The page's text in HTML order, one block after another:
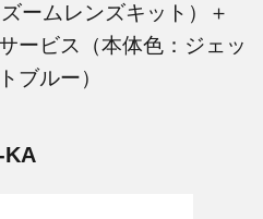
ームレンズキット）＋
ービス（本体色：ジェッ
ブルー）
KA